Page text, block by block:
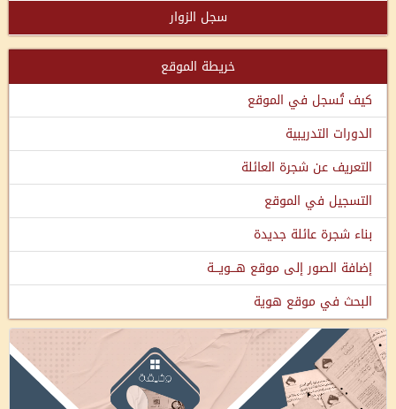
سجل الزوار
خريطة الموقع
كيف تُسجل في الموقع
الدورات التدريبية
التعريف عن شجرة العائلة
التسجيل في الموقع
بناء شجرة عائلة جديدة
إضافة الصور إلى موقع هـــويـــة
البحث في موقع هوية